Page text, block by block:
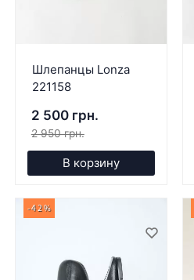
Шлепанцы Lonza
221158
2 500 грн.
2 950 грн.
В корзину
-42%